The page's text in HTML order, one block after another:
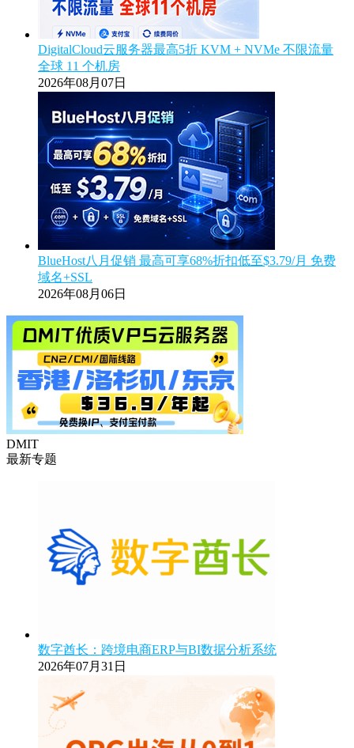
DigitalCloud云服务器最高5折 KVM + NVMe 不限流量
全球 11 个机房
2026年08月07日
BlueHost八月促销 最高可享68%折扣低至$3.79/月 免费
域名+SSL
2026年08月06日
DMIT
最新专题
数字酋长：跨境电商ERP与BI数据分析系统
2026年07月31日